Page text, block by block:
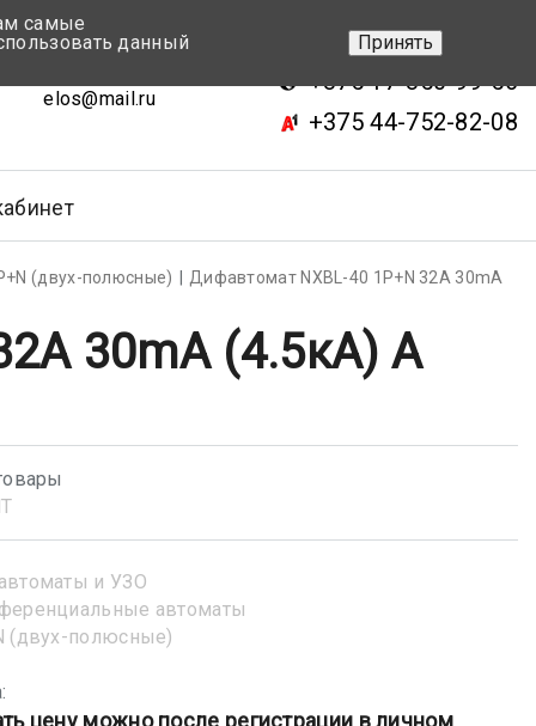
elos@mail.ru
+375 17-343-46-70
+375 17-350-99-56
+375 44-752-82-08
(двух-полюсные)
Дифавтомат NXBL-40 1P+N 32А 30mA
30mA (4.5кА) А
и УЗО
автоматы
(двух-полюсные)
самые
данный
Принять